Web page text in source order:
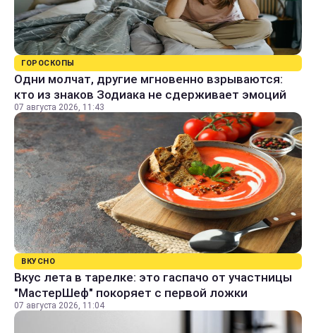
ГОРОСКОПЫ
Одни молчат, другие мгновенно взрываются:
кто из знаков Зодиака не сдерживает эмоций
07 августа 2026, 11:43
ВКУСНО
Вкус лета в тарелке: это гаспачо от участницы
"МастерШеф" покоряет с первой ложки
07 августа 2026, 11:04